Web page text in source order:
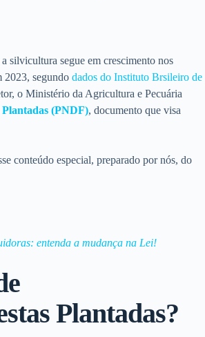
silvicultura segue em crescimento nos
2023, segundo dados do Instituto Brsileiro de
o Ministério da Agricultura e Pecuária
Plantadas (PNDF), documento que visa
conteúdo especial, preparado por nós, do
entenda a mudança na Lei!
Plantadas?